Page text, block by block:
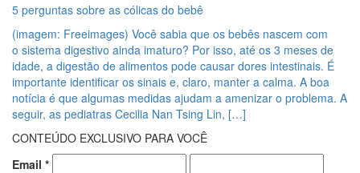
5 perguntas sobre as cólicas do bebê
(imagem: Freeimages) Você sabia que os bebês nascem com
o sistema digestivo ainda imaturo? Por isso, até os 3 meses de
idade, a digestão de alimentos pode causar dores intestinais. É
importante identificar os sinais e, claro, manter a calma. A boa
notícia é que algumas medidas ajudam a amenizar o problema. A
seguir, as pediatras Cecilia Nan Tsing Lin, […]
CONTEÚDO EXCLUSIVO PARA VOCÊ
Email *